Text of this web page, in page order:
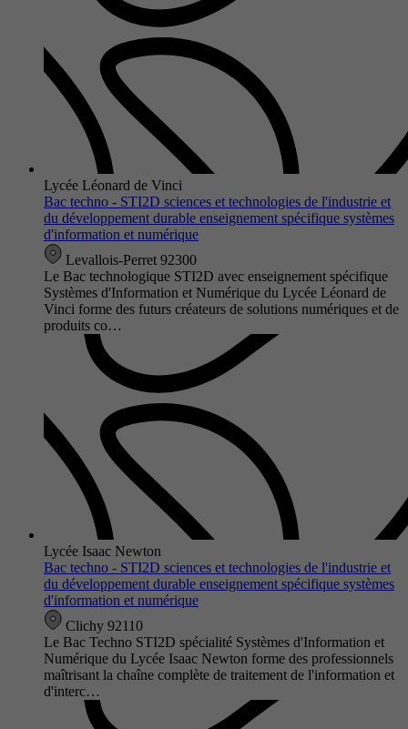
Lycée Léonard de Vinci
Bac techno - STI2D sciences et technologies de l'industrie et
du développement durable enseignement spécifique systèmes
d'information et numérique
Levallois-Perret 92300
Le Bac technologique STI2D avec enseignement spécifique
Systèmes d'Information et Numérique du Lycée Léonard de
Vinci forme des futurs créateurs de solutions numériques et de
produits co…
Lycée Isaac Newton
Bac techno - STI2D sciences et technologies de l'industrie et
du développement durable enseignement spécifique systèmes
d'information et numérique
Clichy 92110
Le Bac Techno STI2D spécialité Systèmes d'Information et
Numérique du Lycée Isaac Newton forme des professionnels
maîtrisant la chaîne complète de traitement de l'information et
d'interc…